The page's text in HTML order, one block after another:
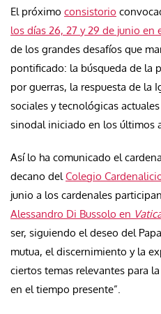
El próximo consistorio
los días 26, 27 y 29 de junio en
de los grandes desafíos que
pontificado: la búsqueda de la
por guerras, la respuesta de la
sociales y tecnológicas
sinodal iniciado en los últimos
Así lo ha comunicado el
decano delColegio
junio a los cardenales
Alessandro Di Bussolo en
ser, siguiendo el deseo del
mutua, el discernimiento y la
ciertos temas relevantes para
en el tiempo presente”.